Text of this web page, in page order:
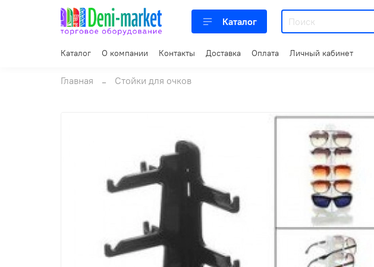
Каталог
Каталог О компании Контакты Доставка Оплата Личный кабинет
Главная Стойки для очков